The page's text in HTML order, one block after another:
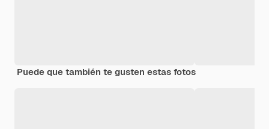
Puede que también te gusten estas fotos